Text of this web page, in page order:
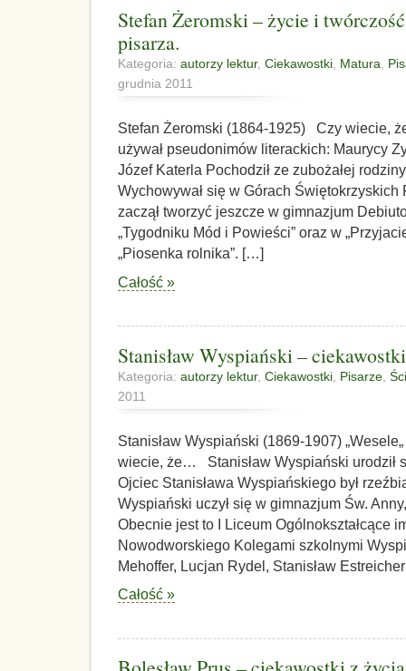
Stefan Żeromski – życie i
pisarza.
Kategoria: autorzy lektur, Ciekawostki, Matura,
grudnia 2011
Stefan Żeromski (1864-1925) Czy wiecie,
używał pseudonimów literackich: Maurycy
Józef Katerla Pochodził ze zubożałej
Wychowywał się w Górach
zaczął tworzyć jeszcze w gimnazjum
„Tygodniku Mód i Powieści” oraz w
„Piosenka rolnika”. […]
Całość »
Stanisław Wyspiański –
Kategoria: autorzy lektur, Ciekawostki Pisarze
2011
Stanisław Wyspiański (1869-1907)
wiecie, że… Stanisław Wyspiański urodził
Ojciec Stanisława Wyspiańskiego był
Wyspiański uczył się w gimnazjum Św.
Obecnie jest to I Liceum Ogólnokształcące
Nowodworskiego Kolegami szkolnymi
Mehoffer, Lucjan Rydel, Stanisław
Całość »